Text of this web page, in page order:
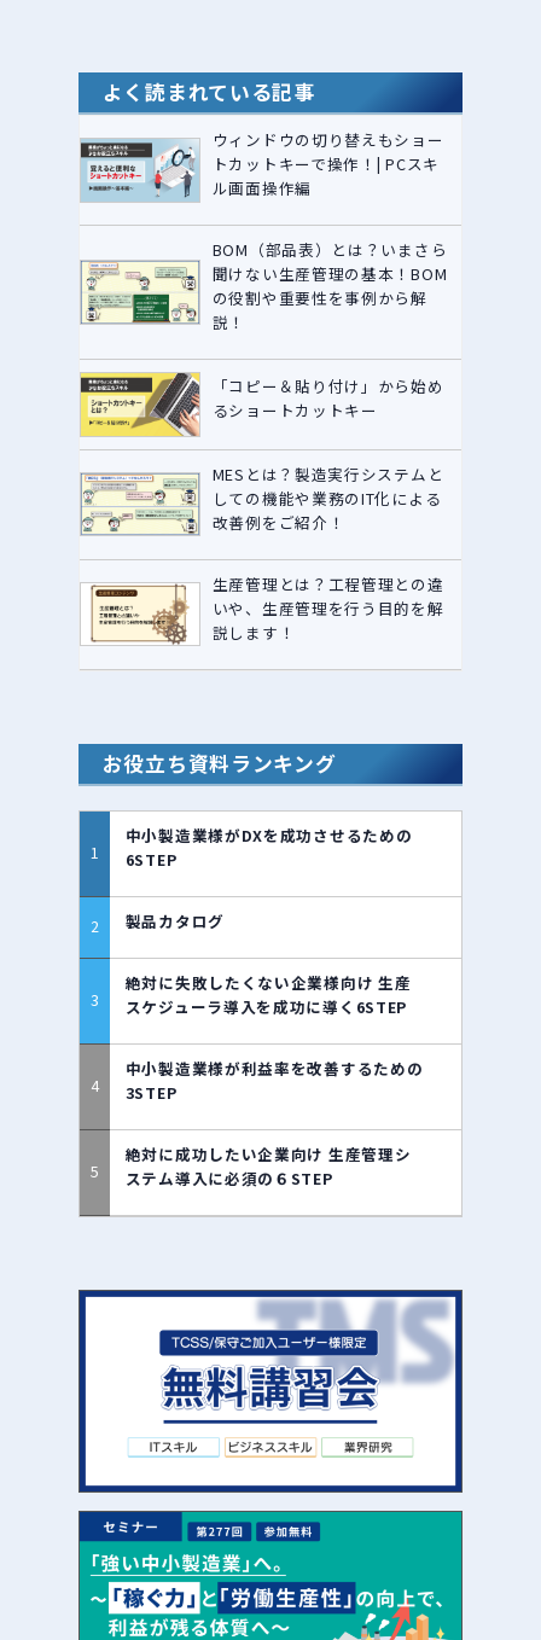
よく読まれている記事
ウィンドウの切り替えもショー
トカットキーで操作！| PCスキ
ル画面操作編
BOM（部品表）とは？いまさら
聞けない生産管理の基本！BOM
の役割や重要性を事例から解
説！
「コピー＆貼り付け」から始め
るショートカットキー
MESとは？製造実行システムと
しての機能や業務のIT化による
改善例をご紹介！
生産管理とは？工程管理との違
いや、生産管理を行う目的を解
説します！
お役立ち資料ランキング
中小製造業様がDXを成功させるための
6STEP
製品カタログ
絶対に失敗したくない企業様向け 生産
スケジューラ導入を成功に導く6STEP
中小製造業様が利益率を改善するための
3STEP
絶対に成功したい企業向け 生産管理シ
ステム導入に必須の６STEP